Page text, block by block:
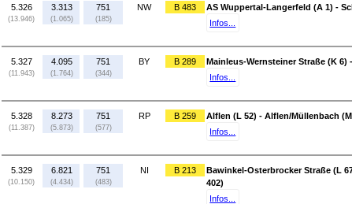
5.326
(13.946)
3.313
(1.065)
751
(185)
NW B 483
AS Wuppertal-Langerfeld (A 1) -
Infos...
5.327
(11.943)
4.095
(1.764)
751
(344)
BY B 289
Mainleus-Wernsteiner Straße (K 6)
Infos...
5.328
(11.387)
8.273
(5.873)
751
(577)
RP B 259
Alflen (L 52) - Alflen/Müllenbach
Infos...
5.329
(10.150)
6.821
(4.434)
751
(483)
NI B 213
Bawinkel-Osterbrocker Straße (L
402)
Infos...